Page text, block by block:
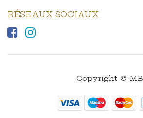
RÉSEAUX SOCIAUX
Copyright © MB